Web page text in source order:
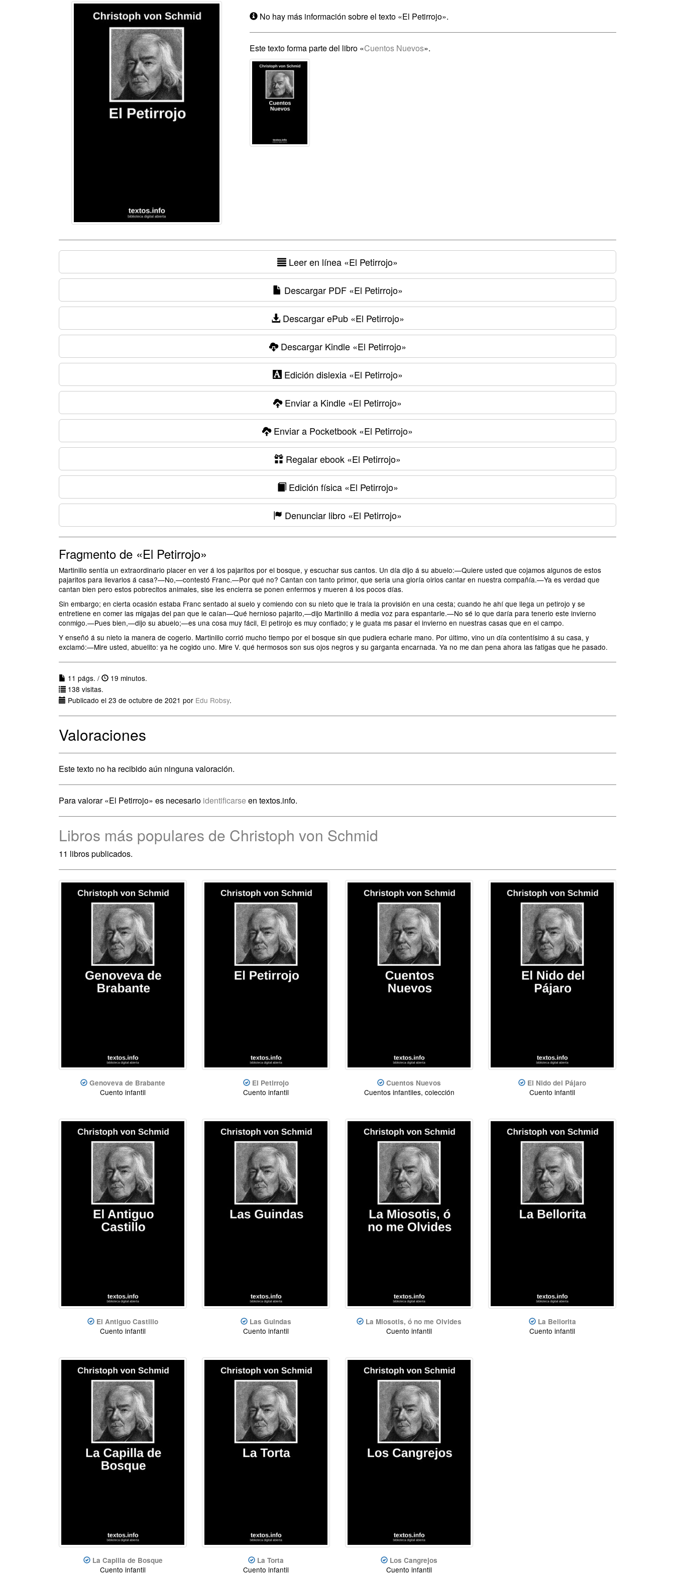
No hay más información sobre el texto «El Petirrojo».
Este texto forma parte del libro «Cuentos Nuevos».
Leer en línea «El Petirrojo»
Descargar PDF«El Petirrojo»
Descargar ePub«El Petirrojo»
Descargar Kindle«El Petirrojo»
Edición dislexia«El Petirrojo»
Enviar a Kindle «El Petirrojo»
Enviar a Pocketbook «El Petirrojo»
Regalar ebook «El Petirrojo»
Edición física«El Petirrojo»
Denunciar libro «El Petirrojo»
Fragmento de «El Petirrojo»
Martinillo sentía un extraordinario placer en ver á los pajaritos por el bosque, y escuchar sus cantos. Un día dijo á su abuelo:—Quiere usted que cojamos algunos de estos
pajaritos para llevarlos á casa?—No,—contestó Franc.—Por qué no? Cantan con tanto primor, que seria una gloría oirlos cantar en nuestra compañía.—Ya es verdad que
cantan bien pero estos pobrecitos animales, sise les encierra se ponen enfermos y mueren á los pocos días.
Sin embargo; en cierta ocasión estaba Franc sentado al suelo y comiendo con su nieto que le traía la provisión en una cesta; cuando he ahí que llega un petirojo y se
entretiene en comer las migajas del pan que le caían—Qué hernioso pajarito,—dijo Martinillo á media voz para espantarle.—No sé lo que daría para tenerlo este invierno
conmigo.—Pues bien,—dijo su abuelo;—es una cosa muy fácil, El petirojo es muy confiado; y le guata ms pasar el invierno en nuestras casas que en el campo.
Y enseñó á su nieto la manera de cogerlo. Martinillo corrió mucho tiempo por el bosque sin que pudiera echarle mano. Por último, vino un día contentísimo á su casa, y
exclamó:—Mire usted, abuelito: ya he cogido uno. Mire V. qué hermosos son sus ojos negros y su garganta encarnada. Ya no me dan pena ahora las fatigas que he pasado.
11 págs. /
19 minutos.
138 visitas.
Publicado el 23 de octubre de 2021 por Edu Robsy.
Valoraciones
Este texto no ha recibido aún ninguna valoración.
Para valorar «El Petirrojo» es necesario identificarse en textos.info.
Libros más populares de Christoph von Schmid
11 libros publicados.
Genoveva de Brabante
Cuento infantil
El Petirrojo
Cuento infantil
Cuentos Nuevos
Cuentos infantiles, colección
El Nido del Pájaro
Cuento infantil
El Antiguo Castillo
Cuento infantil
Las Guindas
Cuento infantil
La Miosotis, ó no me Olvides
Cuento infantil
La Bellorita
Cuento infantil
La Capilla de Bosque
Cuento infantil
La Torta
Cuento infantil
Los Cangrejos
Cuento infantil